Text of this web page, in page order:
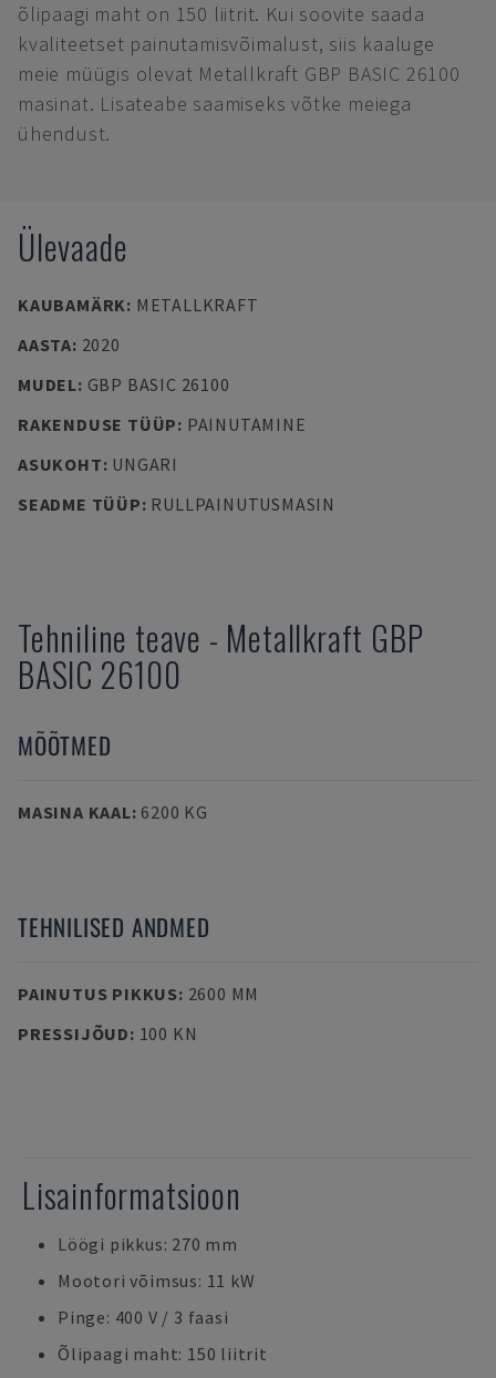
õlipaagi maht on 150 liitrit. Kui soovite saada
kvaliteetset painutamisvõimalust, siis kaaluge
meie müügis olevat Metallkraft GBP BASIC 26100
masinat. Lisateabe saamiseks võtke meiega
ühendust.
Ülevaade
KAUBAMÄRK: METALLKRAFT
AASTA: 2020
MUDEL: GBP BASIC 26100
RAKENDUSE TÜÜP: PAINUTAMINE
ASUKOHT: UNGARI
SEADME TÜÜP: RULLPAINUTUSMASIN
Tehniline teave - Metallkraft GBP
BASIC 26100
MÕÕTMED
MASINA KAAL: 6200 KG
TEHNILISED ANDMED
PAINUTUS PIKKUS: 2600 MM
PRESSIJÕUD: 100 KN
Lisainformatsioon
Löögi pikkus: 270 mm
Mootori võimsus: 11 kW
Pinge: 400 V / 3 faasi
Õlipaagi maht: 150 liitrit